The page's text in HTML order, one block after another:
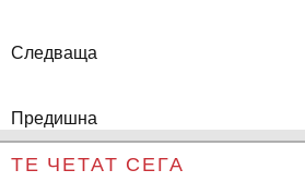
Следваща
Предишна
ТЕ ЧЕТАТ СЕГА